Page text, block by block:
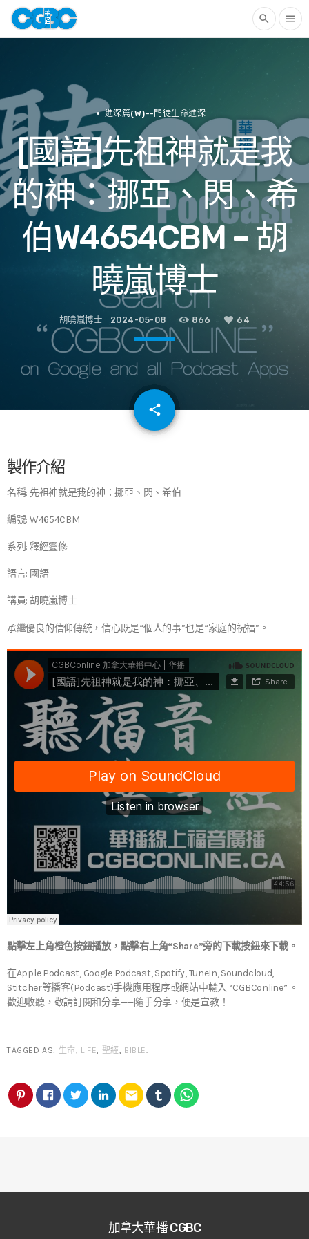
search menu
進深篇(W)--門徒生命進深
[國語]先祖神就是我
的神：挪亞、閃、希
伯W4654CBM – 胡
曉嵐博士
胡曉嵐博士 2024-05-08 866 64
share
email
製作介紹
名稱: 先祖神就是我的神：挪亞、閃、希伯
編號: W4654CBM
系列: 釋經靈修
語言: 國語
講員: 胡曉嵐博士
承繼優良的信仰傳統，信心既是“個人的事”也是“家庭的祝福”。
點擊左上角橙色按鈕播放，點擊右上角“Share”旁的下載按鈕來下載。
在Apple Podcast, Google Podcast, Spotify, TuneIn, Soundcloud,
Stitcher等播客(Podcast)手機應用程序或網站中輸入 “CGBConline” 。
歡迎收聽，敬請訂閱和分享——隨手分享，便是宣教！
TAGGED AS: 生命, LIFE, 聖經, BIBLE.
email
加拿大華播 CGBC